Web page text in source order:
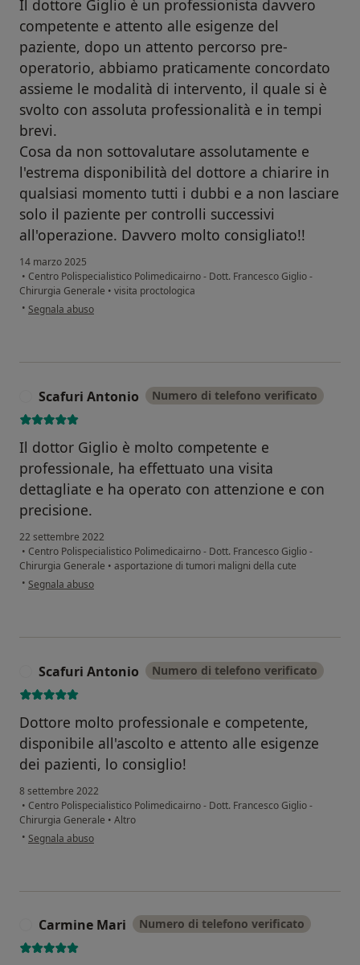
Il dottore Giglio è un professionista davvero
competente e attento alle esigenze del
paziente, dopo un attento percorso pre-
operatorio, abbiamo praticamente concordato
assieme le modalità di intervento, il quale si è
svolto con assoluta professionalità e in tempi
brevi.
Cosa da non sottovalutare assolutamente e
l'estrema disponibilità del dottore a chiarire in
qualsiasi momento tutti i dubbi e a non lasciare
solo il paziente per controlli successivi
all'operazione. Davvero molto consigliato!!
14 marzo 2025
• Centro Polispecialistico Polimedicairno - Dott. Francesco Giglio -
Chirurgia Generale • visita proctologica
• secondo l'opinione dell'utente F.C.
Segnala abuso
Scafuri Antonio Numero di telefono verificato
Il dottor Giglio è molto competente e
professionale, ha effettuato una visita
dettagliate e ha operato con attenzione e con
precisione.
22 settembre 2022
• Centro Polispecialistico Polimedicairno - Dott. Francesco Giglio -
Chirurgia Generale • asportazione di tumori maligni della cute
• secondo l'opinione dell'utente Scafuri Antonio
Segnala abuso
Scafuri Antonio Numero di telefono verificato
Dottore molto professionale e competente,
disponibile all'ascolto e attento alle esigenze
dei pazienti, lo consiglio!
8 settembre 2022
• Centro Polispecialistico Polimedicairno - Dott. Francesco Giglio -
Chirurgia Generale • Altro
• secondo l'opinione dell'utente Scafuri Antonio
Segnala abuso
Carmine Mari Numero di telefono verificato